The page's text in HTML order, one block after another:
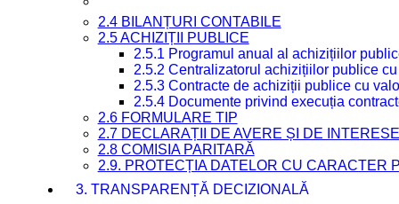
2.4 BILANȚURI CONTABILE
2.5 ACHIZIȚII PUBLICE
2.5.1 Programul anual al achizițiilor
2.5.2 Centralizatorul achizițiilor publice
2.5.3 Contracte de achiziții publice cu
2.5.4 Documente privind execuția
2.6 FORMULARE TIP
2.7 DECLARAȚII DE AVERE ȘI DE INTERESE
2.8 COMISIA PARITARĂ
2.9. PROTECȚIA DATELOR CU CARACTER
3. TRANSPARENȚĂ DECIZIONALĂ